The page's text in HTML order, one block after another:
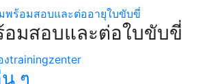
อมสอบและต่อใบขับขี่​
ๆ​